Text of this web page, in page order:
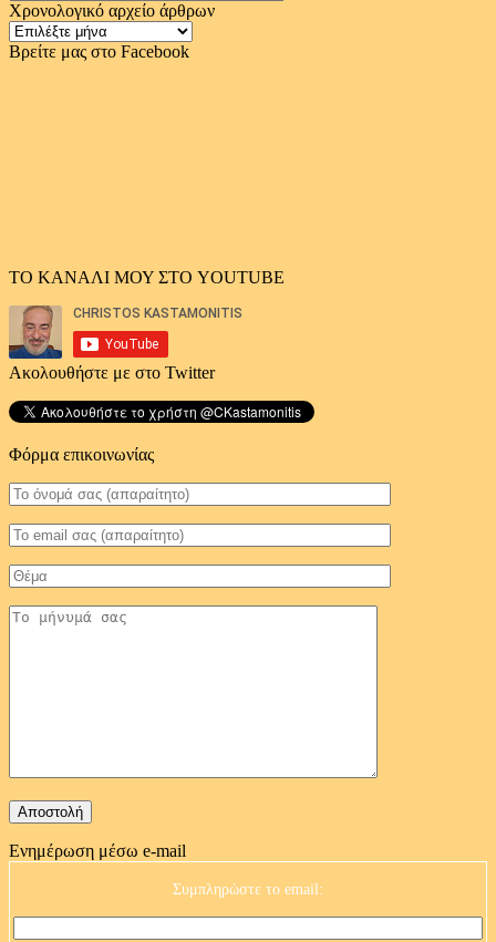
Χρονολογικό αρχείο άρθρων
Χρονολογικό
αρχείο
Βρείτε μας στο Facebook
ΤΟ ΚΑΝΑΛΙ ΜΟΥ ΣΤΟ YOUTUBE
Ακολουθήστε με στο Twitter
Φόρμα επικοινωνίας
Ενημέρωση μέσω e-mail
Συμπληρώστε το email: